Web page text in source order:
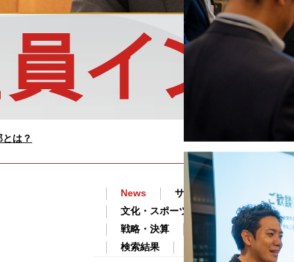
は？
News
サステナビリティ
文化・スポーツ
ビジネス
戦略・決算
野村イズム
結果
検索結果